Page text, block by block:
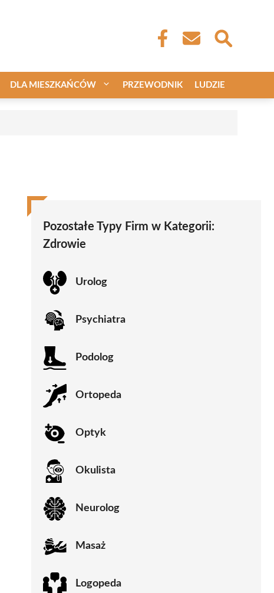
DLA MIESZKAŃCÓW PRZEWODNIK LUDZIE
Pozostałe Typy Firm w Kategorii:
Zdrowie
Urolog
Psychiatra
Podolog
Ortopeda
Optyk
Okulista
Neurolog
Masaż
Logopeda